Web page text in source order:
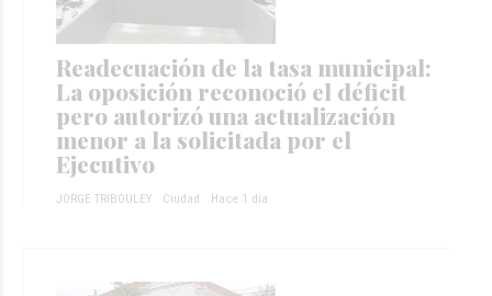
Readecuación de la tasa municipal:
La oposición reconoció el déficit
pero autorizó una actualización
menor a la solicitada por el
Ejecutivo
JORGE TRIBOULEY Ciudad Hace 1 día